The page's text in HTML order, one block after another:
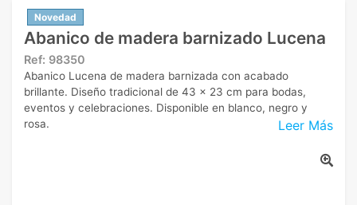
Novedad
Abanico de madera barnizado Lucena
Ref: 98350
Leer Más
Abanico Lucena de madera barnizada con acabado
brillante. Diseño tradicional de 43 x 23 cm para bodas,
eventos y celebraciones. Disponible en blanco, negro y
rosa.